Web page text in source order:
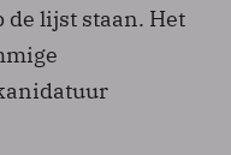
lijst staan. Het